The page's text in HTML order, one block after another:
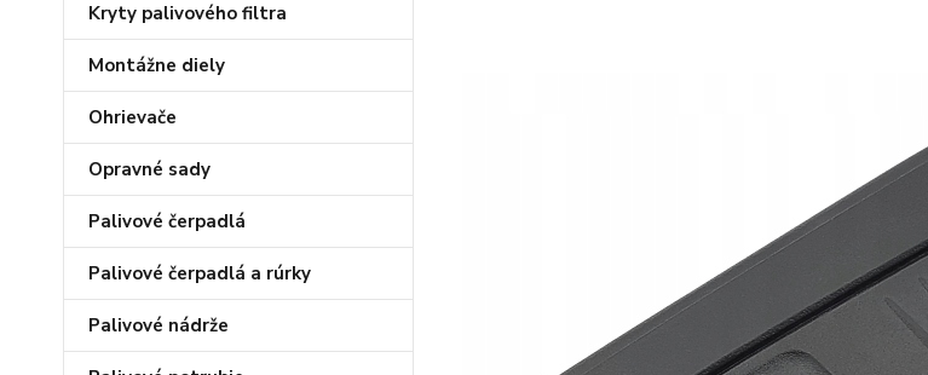
Kryty palivového filtra
Montážne diely
Ohrievače
Opravné sady
Palivové čerpadlá
Palivové čerpadlá a rúrky
Palivové nádrže